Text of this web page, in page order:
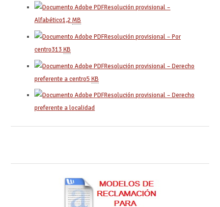
Resolución provisional –
Alfabético1,2MB
Resolución provisional – Por
centro313KB
Resolución provisional – Derecho
preferente a centro5KB
Resolución provisional – Derecho
preferente a localidad